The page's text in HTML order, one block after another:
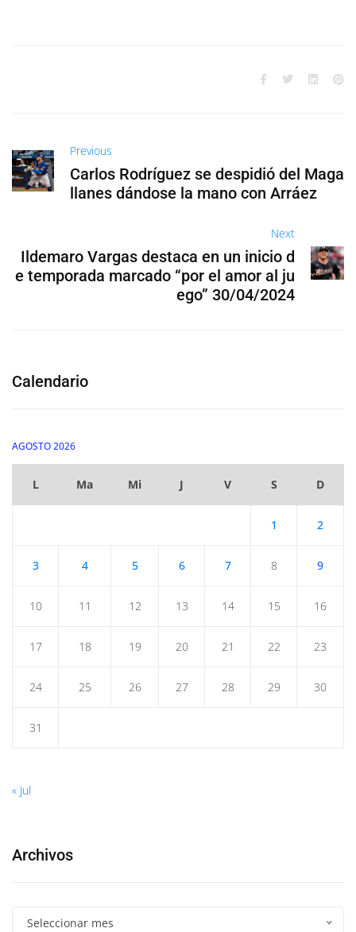
Previous
Carlos Rodríguez se despidió del Maga
llanes dándose la mano con Arráez
Next
Ildemaro Vargas destaca en un inicio d
e temporada marcado “por el amor al ju
ego” 30/04/2024
Calendario
AGOSTO 2026
L Ma Mi J V S D
1 2
3 4 5 6 7 8 9
10 11 12 13 14 15 16
17 18 19 20 21 22 23
24 25 26 27 28 29 30
31
« Jul
Archivos
Seleccionar mes